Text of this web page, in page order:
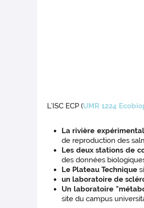
L’ISC ECP (UMR 1224
La rivière
de reproduction des
Les deux stations de
des données
Le Plateau Technique
un laboratoire de
Un laboratoire
site du campus